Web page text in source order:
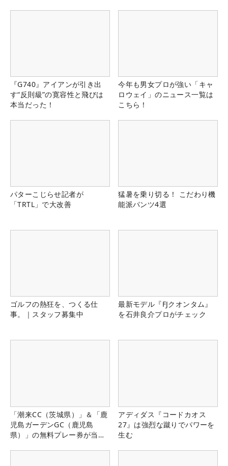
『G740』アイアンが引き出
す“反則級”の寛容性と飛びは
本当だった！
今年も男女プロが強い「キャ
ロウェイ」のニュース一覧は
こちら！
パターこじらせ記者が
「TRTL」で大改善
猛暑を乗り切る！ こだわり機
能派パンツ4選
ゴルフの熱狂を、つくる仕
事。｜スタッフ募集中
最新モデル『FJクオンタム』
を石井良介プロがチェック
「潮来CC（茨城県）」＆「鹿
児島ガーデンGC（鹿児島
県）」の無料プレー券が当た
アディダス『コードカオス
27』は強烈な蹴りでパワーを
生む